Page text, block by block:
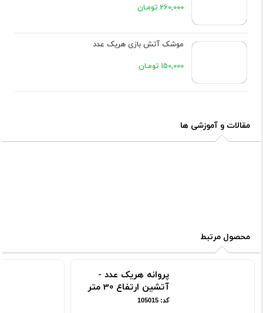
260,000 تومـان
موشک آتش بازی هریک عدد
150,000 تومـان
مقالات و آموزشی ها
محصول مرتبط
پروانه هریک عدد -
آتشین ارتفاع 30 متر
کد: 105015